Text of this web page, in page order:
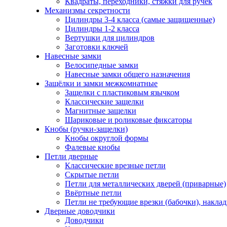
Механизмы секретности
Цилиндры 3-4 класса (самые защищенные)
Цилиндры 1-2 класса
Вертушки для цилиндров
Заготовки ключей
Навесные замки
Велосипедные замки
Навесные замки общего назначения
Защёлки и замки межкомнатные
Защелки с пластиковым язычком
Классические защелки
Магнитные защелки
Шариковые и роликовые фиксаторы
Кнобы (ручки-защелки)
Кнобы округлой формы
Фалевые кнобы
Петли дверные
Классические врезные петли
Скрытые петли
Петли для металлических дверей (приварные)
Ввёртные петли
Петли не требующие врезки (бабочки),
Дверные доводчики
Доводчики